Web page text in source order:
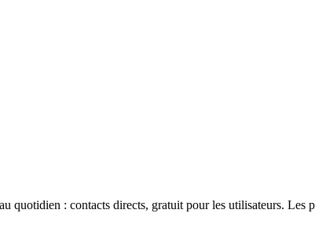
quotidien : contacts directs, gratuit pour les utilisateurs. Les